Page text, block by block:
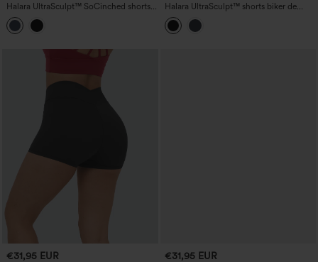
Halara UltraSculpt™ SoCinched shorts
deportivos de tiro alto que moldean el
abdomen con bolsillos 7''
Halara UltraSculpt™ shorts biker de
yoga 7'' de talle alto con control
abdominal y encaje a contraste, con
bolsillo
€31,95 EUR €31,95 EUR